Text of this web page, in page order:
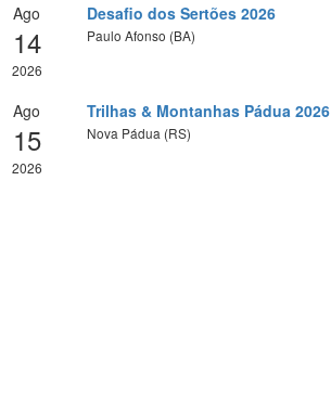
Ago
14
2026
Desafio dos Sertões 2026
Paulo Afonso (BA)
Ago
15
2026
Trilhas & Montanhas Pádua 2026
Nova Pádua (RS)